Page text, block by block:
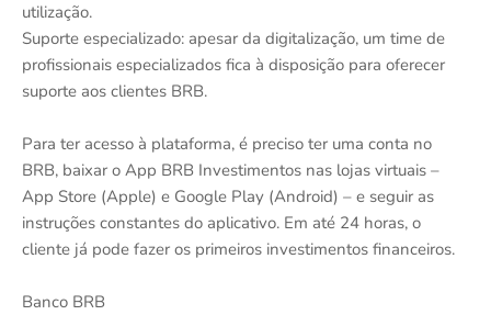
utilização.
Suporte especializado: apesar da digitalização, um time de
profissionais especializados fica à disposição para oferecer
suporte aos clientes BRB.
Para ter acesso à plataforma, é preciso ter uma conta no
BRB, baixar o App BRB Investimentos nas lojas virtuais –
App Store (Apple) e Google Play (Android) – e seguir as
instruções constantes do aplicativo. Em até 24 horas, o
cliente já pode fazer os primeiros investimentos financeiros.
Banco BRB